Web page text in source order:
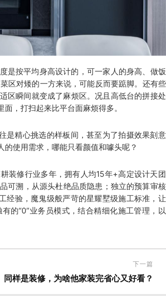
是按平均身高设计的，可一家人的身高、做
区对矮的一方来说，可能反而要踮脚。还有
区瞬间就变成了麻烦区。况且高低台的拼接
，打扫起来比平台面麻烦得多。
是精心挑选的样板间，甚至为了拍摄效果刻
使用需求，哪能只看颜值和噱头呢？
装修行业多年，拥有人均15年+高定设计天
可溯，从源头杜绝品质隐患；独立的预算审
经验，魔鬼级般严苛的星耀墅级施工标准，
的“0”业务员模式，结合精细化施工管理，
下一篇
同样是装修，为啥他家装完省心又好看？